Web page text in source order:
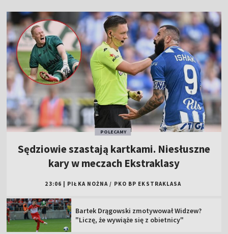
POLECAMY
Sędziowie szastają kartkami. Niesłuszne
kary w meczach Ekstraklasy
23:06 PIŁKA NOŻNA / PKO BP EKSTRAKLASA
Bartek Drągowski zmotywował Widzew?
"Liczę, że wywiąże się z obietnicy"